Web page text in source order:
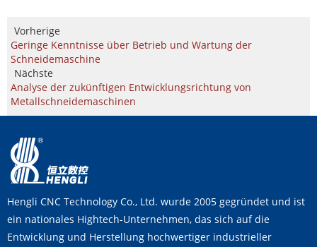
Vorherige
Geringe Kenntnisse über Betrieb und Wartung der
Schneidemaschine
Nächste
Analyse der zukünftigen Entwicklungsrichtung von
Metallschneidemaschinen
Hengli CNC Technology Co., Ltd. wurde 2005 gegründet und ist
ein nationales Hightech-Unternehmen, das sich auf die
Entwicklung und Herstellung hochwertiger industrieller